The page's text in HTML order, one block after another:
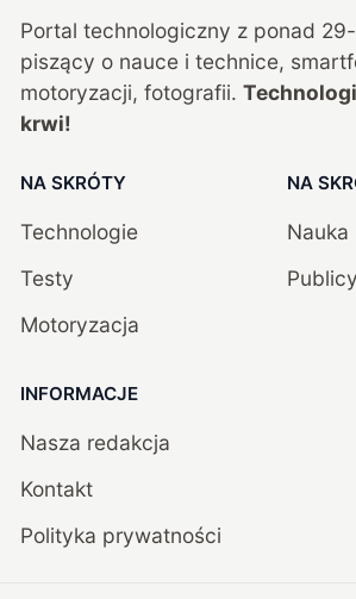
Portal technologiczny z ponad 29
piszący o nauce i technice,
motoryzacji, fotografii.
krwi!
NA SKRÓTY
Technologie
Testy
Motoryzacja
NA
Nauka
INFORMACJE
Nasza redakcja
Kontakt
Polityka prywatności